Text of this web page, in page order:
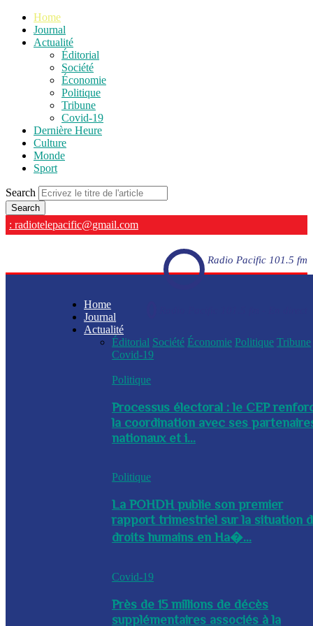
Home
Journal
Actualité
Éditorial
Société
Économie
Politique
Tribune
Covid-19
Dernière Heure
Culture
Monde
Sport
Search
: radiotelepacific@gmail.com
Radio Pacific 101.5 fm
Home
Journal
Actualité
Éditorial Société Économie Politique Tribune
Covid-19
Politique
Processus électoral : le CEP
la coordination avec ses
nationaux et i...
Politique
La POHDH publie son premier
rapport trimestriel sur la situation
droits humains en Ha�...
Covid-19
Près de 15 millions de décès
supplémentaires associés à la